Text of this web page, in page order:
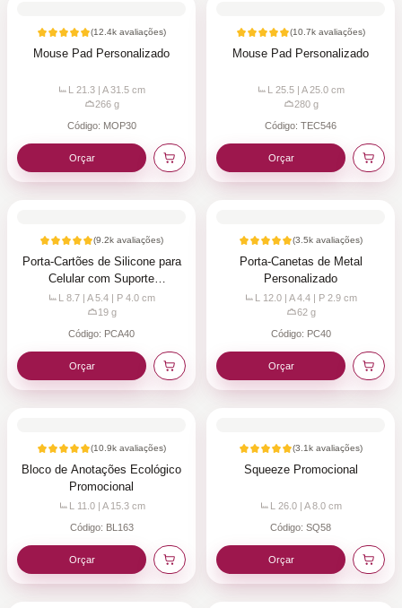
(12.4k avaliações)
Mouse Pad Personalizado
L 21.3 | A 31.5 cm
266g
Código: MOP30
Orçar
(10.7k avaliações)
Mouse Pad Personalizado
L 25.5 | A 25.0 cm
280g
Código: TEC546
Orçar
(9.2k avaliações)
Porta-Cartões de Silicone para
Celular com Suporte
Personalizado
L 8.7 | A 5.4 | P 4.0 cm
19g
Código: PCA40
Orçar
(3.5k avaliações)
Porta-Canetas de Metal
Personalizado
L 12.0 | A 4.4 | P 2.9 cm
62g
Código: PC40
Orçar
(10.9k avaliações)
Bloco de Anotações Ecológico
Promocional
L 11.0 | A 15.3cm
Código: BL163
Orçar
(3.1k avaliações)
Squeeze Promocional
L 26.0 | A 8.0 cm
Código: SQ58
Orçar